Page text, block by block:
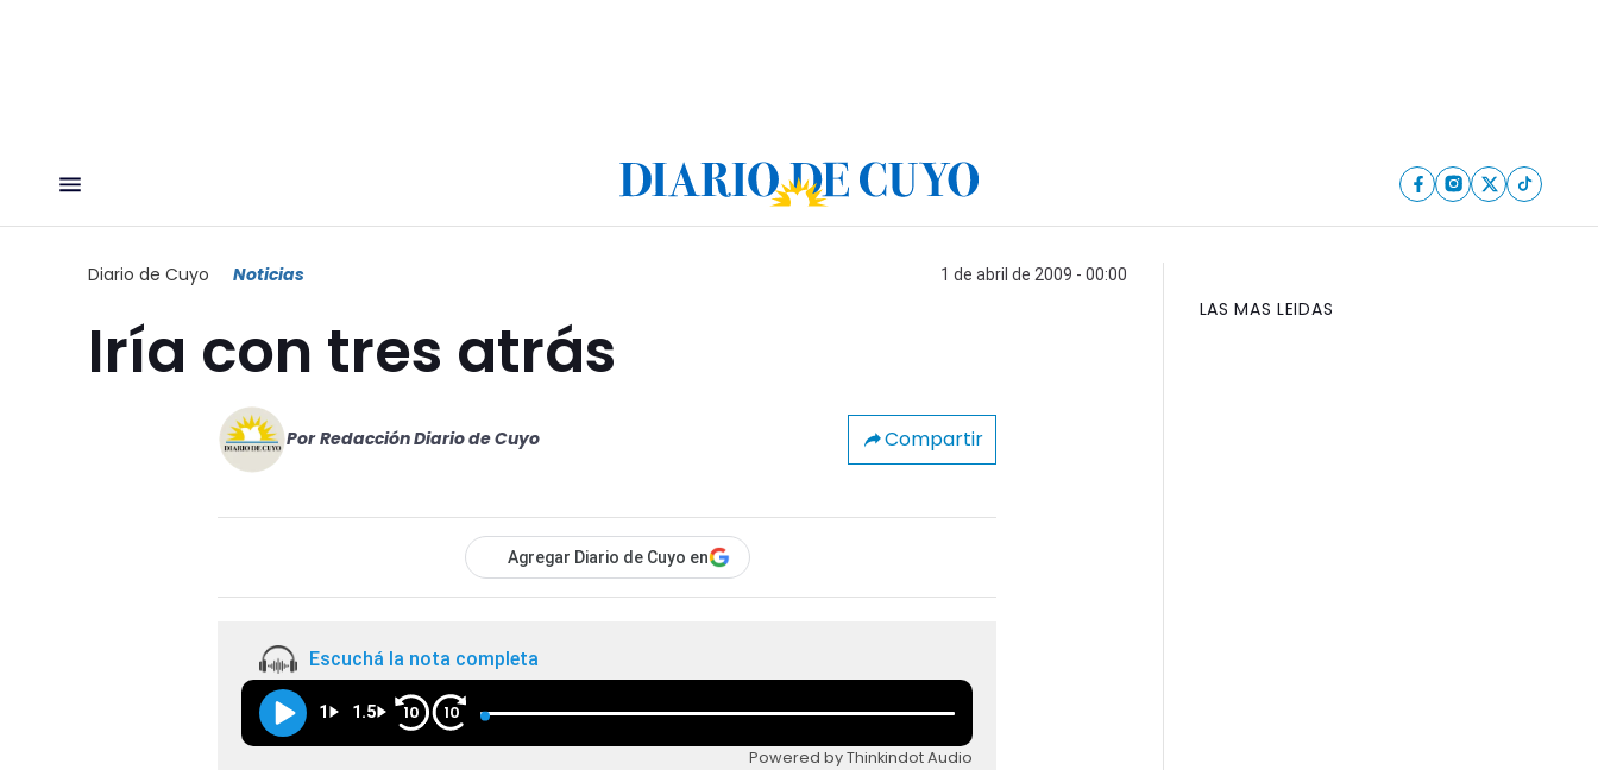
Diario de Cuyo Noticias 1 de abril de 2009 - 00:00
Iría con tres atrás
Por Redacción Diario de Cuyo Compartir
Agregar Diario de Cuyo en
Escuchá la nota completa
1 1.5 10 10
Powered by Thinkindot Audio
LAS MAS LEIDAS